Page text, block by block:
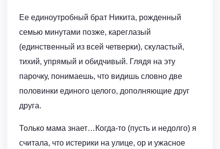
Ее единоутробный брат Никита, рожденный
семью минутами позже, кареглазый
(единственный из всей четверки), скуластый,
тихий, упрямый и обидчивый. Глядя на эту
парочку, понимаешь, что видишь словно две
половинки единого целого, дополняющие друг
друга.
Только мама знает…Когда-то (пусть и недолго) я
считала, что истерики на улице, ор и ужасное